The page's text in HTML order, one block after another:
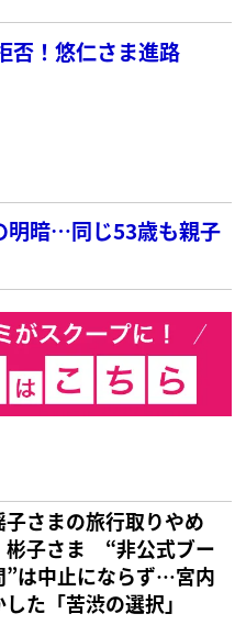
否！悠仁さま進路
明暗…同じ53歳も親子
子さまの旅行取りやめ
彬子さま “非公式ブー
”は中止にならず…宮内
た「苦渋の選択」